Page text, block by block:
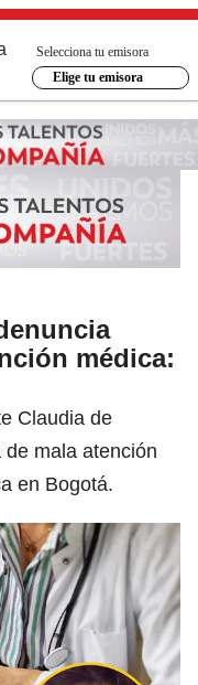
Selecciona tu emisora
Elige tu emisora
médica:
Claudia de
mala atención
en Bogotá.